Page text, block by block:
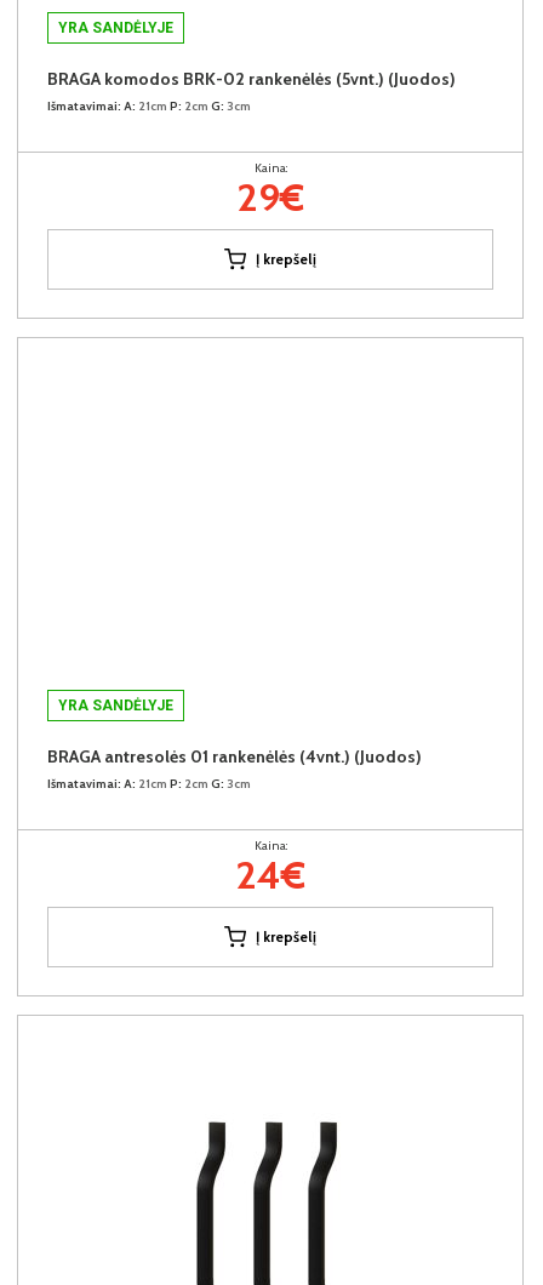
YRA SANDĖLYJE
BRAGA komodos BRK-02 rankenėlės (5vnt.) (Juodos)
Išmatavimai: A: 21cm P: 2cm G: 3cm
Kaina:
29€
Į krepšelį
YRA SANDĖLYJE
BRAGA antresolės 01 rankenėlės (4vnt.) (Juodos)
Išmatavimai: A: 21cm P: 2cm G: 3cm
Kaina:
24€
Į krepšelį